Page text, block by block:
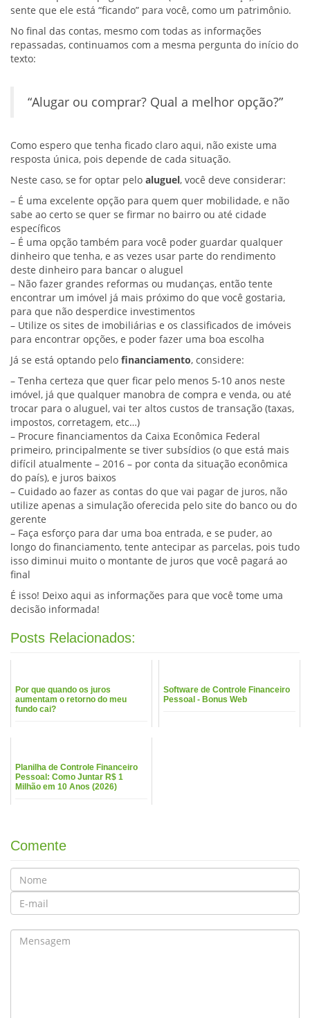
sente que ele está “ficando” para você, como um patrimônio.
No final das contas, mesmo com todas as informações
repassadas, continuamos com a mesma pergunta do início do
texto:
“Alugar ou comprar? Qual a melhor opção?”
Como espero que tenha ficado claro aqui, não existe uma
resposta única, pois depende de cada situação.
Neste caso, se for optar pelo aluguel, você deve considerar:
– É uma excelente opção para quem quer mobilidade, e não
sabe ao certo se quer se firmar no bairro ou até cidade
específicos
– É uma opção também para você poder guardar qualquer
dinheiro que tenha, e as vezes usar parte do rendimento
deste dinheiro para bancar o aluguel
– Não fazer grandes reformas ou mudanças, então tente
encontrar um imóvel já mais próximo do que você gostaria,
para que não desperdice investimentos
– Utilize os sites de imobiliárias e os classificados de imóveis
para encontrar opções, e poder fazer uma boa escolha
Já se está optando pelo financiamento, considere:
– Tenha certeza que quer ficar pelo menos 5-10 anos neste
imóvel, já que qualquer manobra de compra e venda, ou até
trocar para o aluguel, vai ter altos custos de transação (taxas,
impostos, corretagem, etc…)
– Procure financiamentos da Caixa Econômica Federal
primeiro, principalmente se tiver subsídios (o que está mais
difícil atualmente – 2016 – por conta da situação econômica
do país), e juros baixos
– Cuidado ao fazer as contas do que vai pagar de juros, não
utilize apenas a simulação oferecida pelo site do banco ou do
gerente
– Faça esforço para dar uma boa entrada, e se puder, ao
longo do financiamento, tente antecipar as parcelas, pois tudo
isso diminui muito o montante de juros que você pagará ao
final
É isso! Deixo aqui as informações para que você tome uma
decisão informada!
Posts Relacionados:
Por que quando os juros
aumentam o retorno do meu
fundo cai?
Software de Controle Financeiro
Pessoal - Bonus Web
Planilha de Controle Financeiro
Pessoal: Como Juntar R$ 1
Milhão em 10 Anos (2026)
Comente